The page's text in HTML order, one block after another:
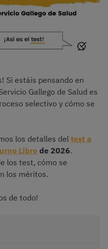
Si estáis pensando en
Gallego de Salud es
selectivo y cómo se
los detalles deltest a
Libre de 2026.
los test, cómo se
los méritos.
de todo!